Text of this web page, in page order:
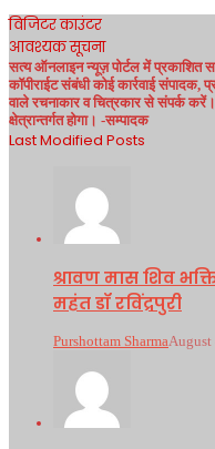
विजिटर काउंटर
आवश्यक सूचना
सत्य ऑनलाइन न्यूज़ पोर्टल में प्रकाशित
कॉपीराईट संबंधी कोई कार्रवाई
वाले रचनाकार व चित्रकार से संपर्क
क्षेत्रान्तर्गत होगा। -सम्पादक
Last Modified Posts
श्रावण मास शिव
महंत डॉ रविंद्रपुरी
Purshottam SharmaAugust